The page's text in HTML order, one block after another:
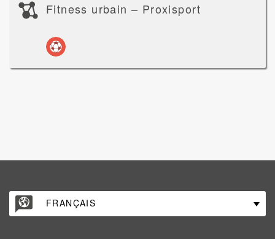
Fitness urbain – Proxisport
FRANÇAIS